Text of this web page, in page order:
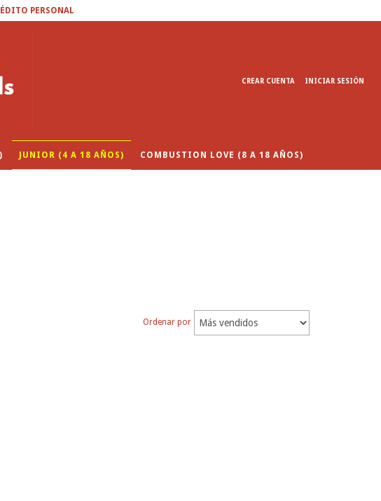
PERSONAL
CREAR CUENTA INICIAR SESIÓN
JUNIOR (4 A 18 AÑOS) COMBUSTION LOVE (8 A 18 AÑOS)
Ordenar por